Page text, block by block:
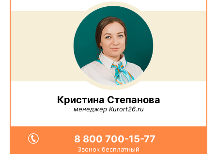
Кристина Степанова
менеджер Kurort26.ru
8 800 700-15-77
Звонок бесплатный